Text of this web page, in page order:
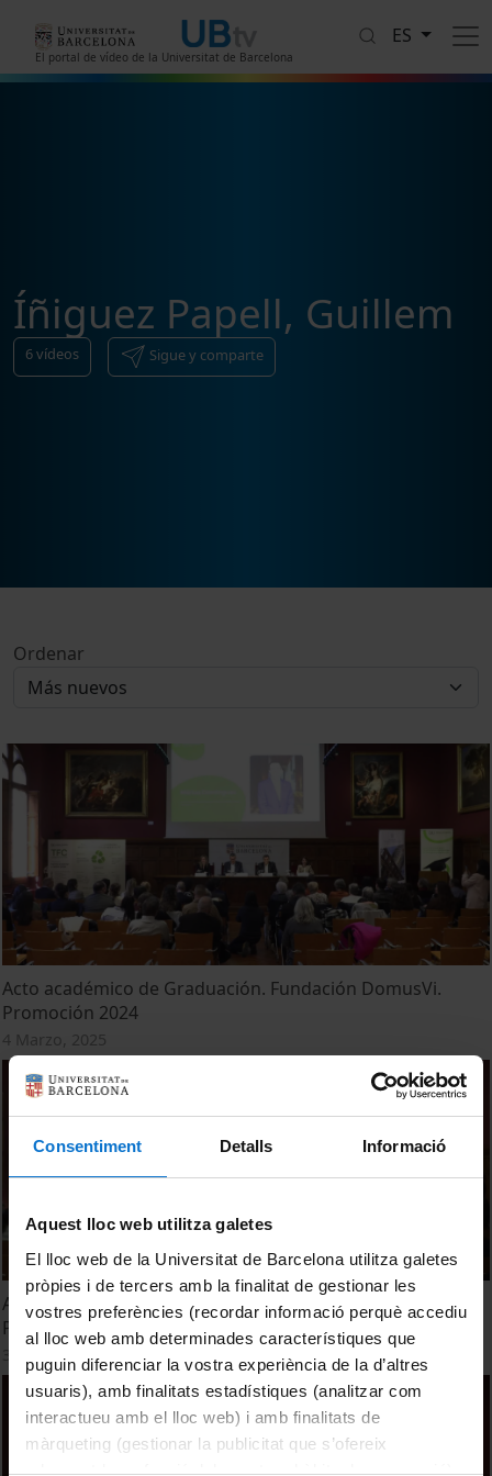
Consentiment Detalls Informació
Aquest lloc web utilitza galetes
El lloc web de la Universitat de Barcelona utilitza galetes
pròpies i de tercers amb la finalitat de gestionar les
vostres preferències (recordar informació perquè accediu
al lloc web amb determinades característiques que
puguin diferenciar la vostra experiència de la d’altres
usuaris), amb finalitats estadístiques (analitzar com
interactueu amb el lloc web) i amb finalitats de
màrqueting (gestionar la publicitat que s’ofereix
adequant-la en funció dels vostres hàbits de navegació).
El portal de vídeo de la Universitat de Barcelona
ES
Íñiguez Papell, Guillem
6vídeos Sigue y comparte
Ordenar
Acto académico de Graduación. Fundación DomusVi.
Promoción 2024
4 Marzo, 2025
Acto de Graduación DomusVi Senior University (IL3-UB).
Promoción 2023-2024
30 Julio, 2024